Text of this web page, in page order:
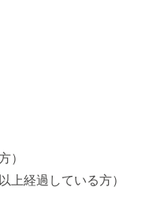
）
上経過している方）